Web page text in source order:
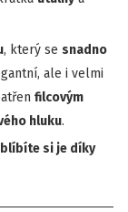
, který se snadno
ale i velmi
filcovým
hluku.
si je díky